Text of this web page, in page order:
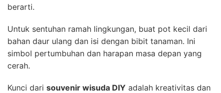
berarti.
Untuk sentuhan ramah lingkungan, buat pot kecil dari
bahan daur ulang dan isi dengan bibit tanaman. Ini
simbol pertumbuhan dan harapan masa depan yang
cerah.
Kunci dari souvenir wisuda DIY adalah kreativitas dan